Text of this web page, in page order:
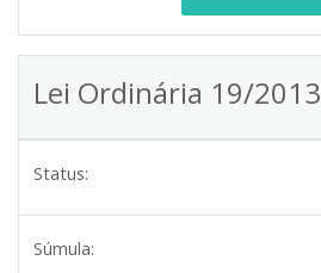
Lei Ordinária 19/2013
Status:
Súmula: